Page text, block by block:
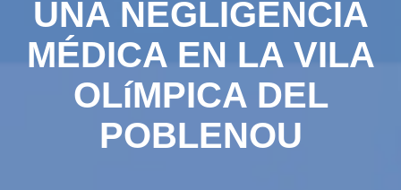
UNA NEGLIGENCIA
MÉDICA EN LA VILA
OLíMPICA DEL
POBLENOU